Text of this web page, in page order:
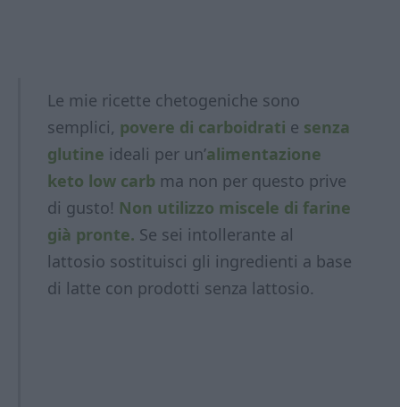
Le mie ricette chetogeniche sono
semplici, povere di carboidrati e senza
glutine ideali per un’alimentazione
keto low carb ma non per questo prive
di gusto! Non utilizzo miscele di farine
già pronte. Se sei intollerante al
lattosio sostituisci gli ingredienti a base
di latte con prodotti senza lattosio.